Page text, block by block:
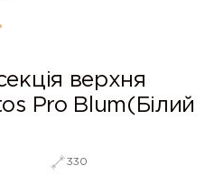
верхня
Pro Blum(Білий
330